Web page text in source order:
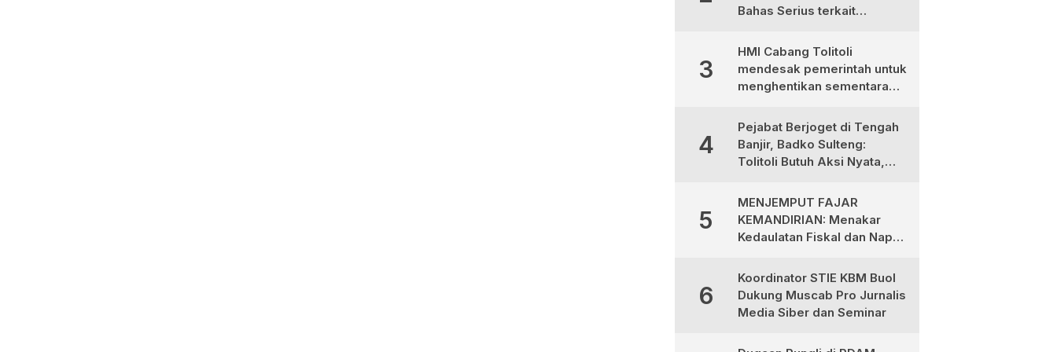
Bahas Serius terkait
Desa
3
HMI Cabang Tolitoli
mendesak pemerintah untuk
menghentikan sementara
4
Pejabat Berjoget di Tengah
Banjir, Badko Sulteng:
Tolitoli Butuh Aksi Nyata,
5
MENJEMPUT FAJAR
KEMANDIRIAN: Menakar
Kedaulatan Fiskal dan Napas
6
Koordinator STIE KBM Buol
Dukung Muscab Pro Jurnalis
Media Siber dan Seminar